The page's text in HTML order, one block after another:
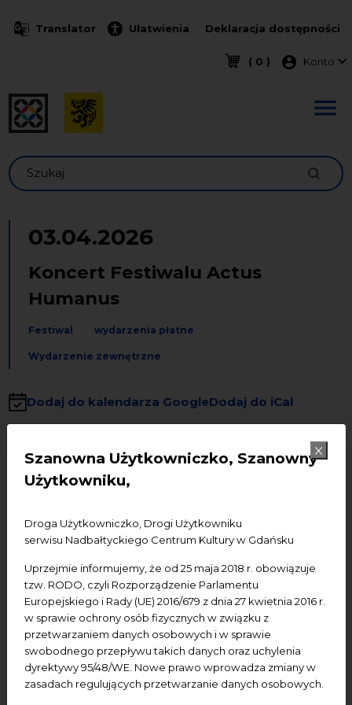
Szanowna Użytkowniczko, Szanowny
Użytkowniku,
Droga Użytkowniczko, Drogi Użytkowniku
serwisu Nadbałtyckiego Centrum Kultury w Gdańsku
Uprzejmie informujemy, że od 25 maja 2018 r. obowiązuje
tzw. RODO, czyli Rozporządzenie Parlamentu
Europejskiego i Rady (UE) 2016/679 z dnia 27 kwietnia 2016 r.
w sprawie ochrony osób fizycznych w związku z
przetwarzaniem danych osobowych i w sprawie
swobodnego przepływu takich danych oraz uchylenia
dyrektywy 95/48/WE. Nowe prawo wprowadza zmiany w
zasadach regulujących przetwarzanie danych osobowych.
Translator Ułatwienia Deklaracja dostępności
( 0 ) Menu
Konto
Szukaj
03.04.2026
Koncert Festiwalu Actus
Humanus
Festiwal wydarzenia płatne
Wydarzenie zewnętrzne
Dodaj do kalendarza GoogleDodaj do iCal
Wydarzenie zewnętrzne:
ORGANIZATOR –
Fundacja a415. Nie odpowiadamy za program
wydarzenia i nie udzielamy szczegółowych informacji
Termin wydarzenia: 3.04.2026, godz. 17.30
Miejsce wydarzenia:NCK - Ratusz Staromiejski
Wstęp:bilety online
Jean-Baptiste Lully
Marche pour la cérémonie des Turcs (Le Bourgeois